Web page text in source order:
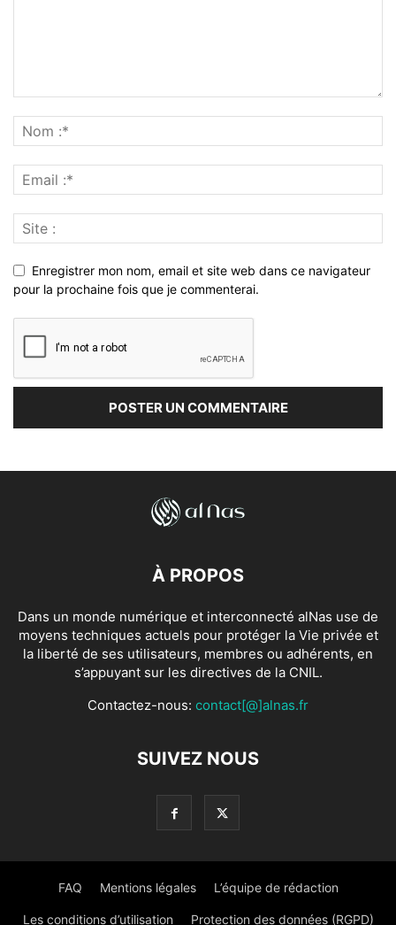
Enregistrer mon nom, email et site web dans ce navigateur
pour la prochaine fois que je commenterai.
À PROPOS
Dans un monde numérique et interconnecté alNas use de
moyens techniques actuels pour protéger la Vie privée et
la liberté de ses utilisateurs, membres ou adhérents, en
s’appuyant sur les directives de la CNIL.
Contactez-nous: contact[@]alnas.fr
SUIVEZ NOUS
FAQ Mentions légales L’équipe de rédaction
Les conditions d’utilisation Protection des données (RGPD)